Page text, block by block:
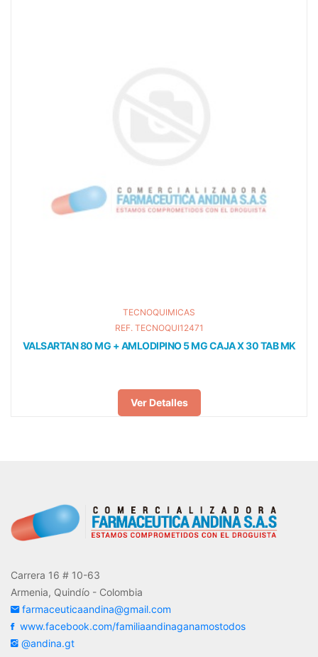
TECNOQUIMICAS
REF. TECNOQUI12471
VALSARTAN 80 MG + AMLODIPINO 5 MG CAJA X 30 TAB MK
Ver Detalles
Carrera 16 # 10-63
Armenia, Quindío - Colombia
farmaceuticaandina@gmail.com
www.facebook.com/familiaandinaganamostodos
@andina.gt